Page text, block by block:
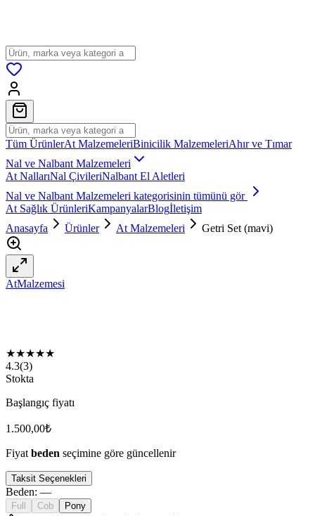
Tüm ÜrünlerAt MalzemeleriBinicilik MalzemeleriAhır ve Tımar
Nal ve Nalbant Malzemeleri
At NallarıNal ÇivileriNalbant El Aletleri
Nal ve Nalbant Malzemeleri kategorisinin tümünü gör
At Sağlık ÜrünleriKampanyalarBlogİletişim
Anasayfa
Ürünler At Malzemeleri Getri Set (mavi)
AtMalzemesi
★★★★★
4.3(3)
Stokta
Başlangıç fiyatı
1.500,00₺
Fiyat beden seçimine göre güncellenir
Taksit Seçenekleri
Beden: —
Full Cob Pony